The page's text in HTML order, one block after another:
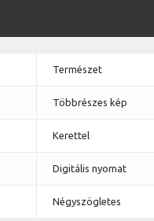
Természet
Többrészes kép
Kerettel
Digitális nyomat
Négyszögletes